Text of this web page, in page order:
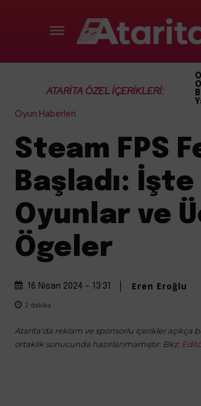
ATARİTA ÖZEL İÇERİKLERİ:
Oyun Haberleri
Steam FPS
Başladı: İşte
Oyunlar ve
Ögeler
16 Nisan 2024 - 13:31 Eren Eroğlu
2 dakika
Atarita'da reklam ve sponsorlu içerikler açıkça
ortaklık sonucunda hazırlanmamıştır. Bkz: